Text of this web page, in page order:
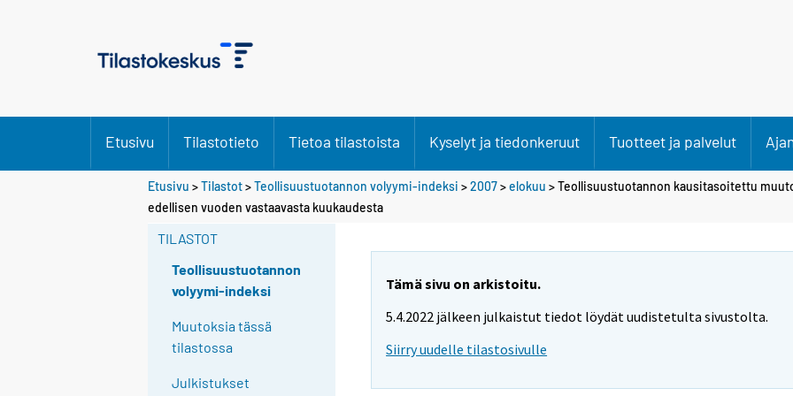
Etusivu Tilastotieto Tietoa tilastoista Kyselyt ja tiedonkeruut Tuotteet ja palvelut
Etusivu >Tilastot>Teollisuustuotannon volyymi-indeksi >2007>elokuu > Teollisuustuotannon kausitasoitettu
edellisen vuoden vastaavasta kuukaudesta
TILASTOT
Teollisuustuotannon
volyymi-indeksi
Muutoksia tässä
tilastossa
Julkistukset
Tämä sivu on arkistoitu.
5.4.2022 jälkeen julkaistut tiedot löydät uudistetulta sivustolta.
Siirry uudelle tilastosivulle